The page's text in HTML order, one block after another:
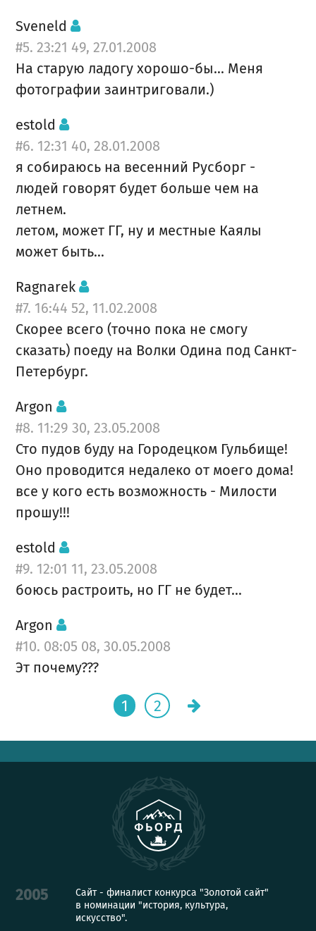
Sveneld
#5. 23:21 49, 27.01.2008
На старую ладогу хорошо-бы... Меня
фотографии заинтриговали.)
estold
#6. 12:31 40, 28.01.2008
я собираюсь на весенний Русборг -
людей говорят будет больше чем на
летнем.
летом, может ГГ, ну и местные Каялы
может быть...
Ragnarek
#7. 16:44 52, 11.02.2008
Скорее всего (точно пока не смогу
сказать) поеду на Волки Одина под Санкт-
Петербург.
Argon
#8. 11:29 30, 23.05.2008
Сто пудов буду на Городецком Гульбище!
Оно проводится недалеко от моего дома!
все у кого есть возможность - Милости
прошу!!!
estold
#9. 12:01 11, 23.05.2008
боюсь растроить, но ГГ не будет...
Argon
#10. 08:05 08, 30.05.2008
Эт почему???
1 2
2005
Сайт - финалист конкурса "Золотой сайт"
в номинации "история, культура,
искусство".